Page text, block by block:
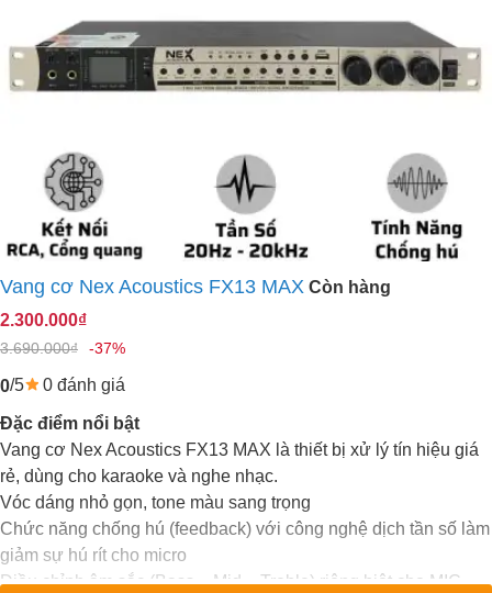
Vang cơ Nex Acoustics FX13 MAX Còn hàng
2.300.000₫
3.690.000₫ -37%
0/5 0 đánh giá
Đặc điểm nổi bật
Vang cơ Nex Acoustics FX13 MAX là thiết bị xử lý tín hiệu giá
rẻ, dùng cho karaoke và nghe nhạc.
Vóc dáng nhỏ gọn, tone màu sang trọng
Chức năng chống hú (feedback) với công nghệ dịch tần số làm
giảm sự hú rít cho micro
Điều chỉnh âm sắc (Bass – Mid – Treble) riêng biệt cho MIC,